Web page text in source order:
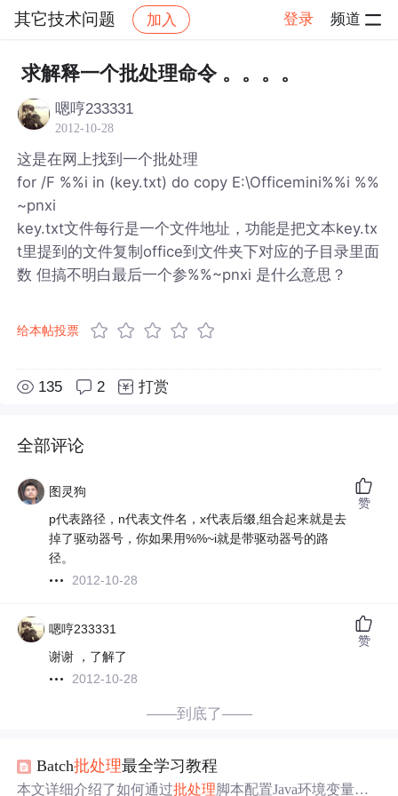
其它技术问题 加入 登录 频道
社区 其它技术问题 帖子详情
求解释一个批处理命令 。。。。
嗯哼233331
2012-10-28
这是在网上找到一个批处理
for /F %%i in (key.txt) do copy E:\Officemini%%i %%
~pnxi
key.txt文件每行是一个文件地址，功能是把文本key.tx
t里提到的文件复制office到文件夹下对应的子目录里面
数 但搞不明白最后一个参%%~pnxi 是什么意思？
给本帖投票
135 2 打赏
全部评论
图灵狗
p代表路径，n代表文件名，x代表后缀,组合起来就是去
掉了驱动器号，你如果用%%~i就是带驱动器号的路
径。
2012-10-28
赞
嗯哼233331
谢谢 ，了解了
2012-10-28
赞
——到底了——
Batch批处理最全学习教程
本文详细介绍了如何通过批处理脚本配置Java环境变量，